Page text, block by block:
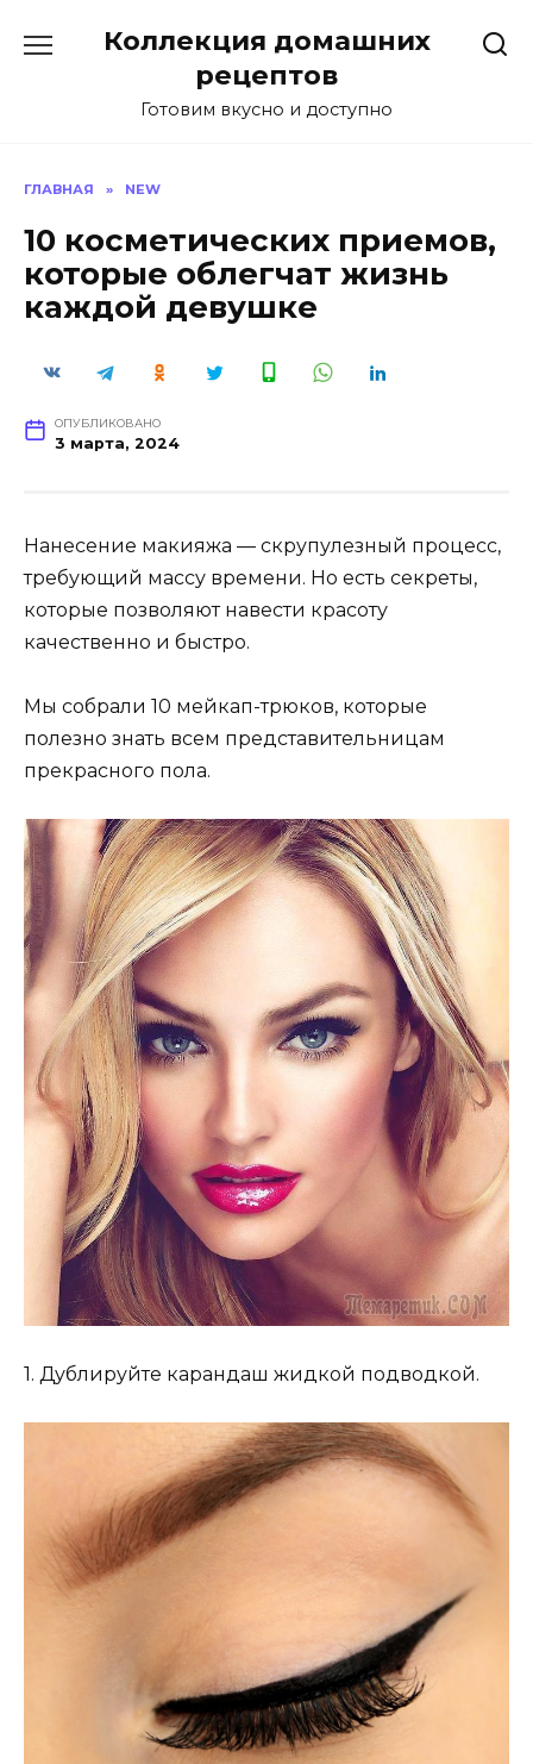
Коллекция домашних
рецептов
Готовим вкусно и доступно
ГЛАВНАЯ » NEW
10 косметических приемов,
которые облегчат жизнь
каждой девушке
ОПУБЛИКОВАНО
3 марта, 2024
Нанесение макияжа — скрупулезный процесс,
требующий массу времени. Но есть секреты,
которые позволяют навести красоту
качественно и быстро.
Мы собрали 10 мейкап-трюков, которые
полезно знать всем представительницам
прекрасного пола.
1. Дублируйте карандаш жидкой подводкой.